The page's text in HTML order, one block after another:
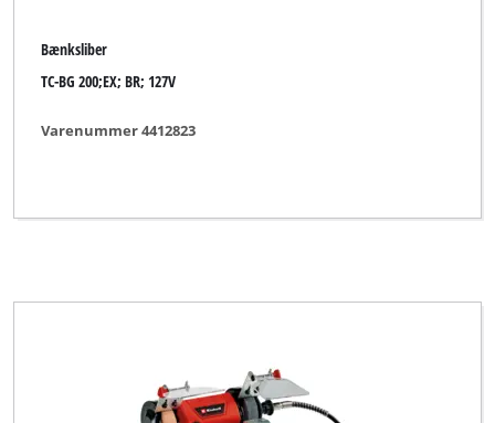
Bænksliber
TC-BG 200;EX; BR; 127V
Varenummer 4412823